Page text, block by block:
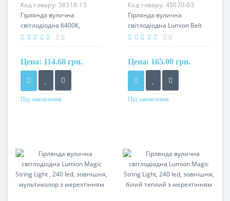
Код товару: 58318-15
Гірлянда вулична
світлодіодна 6400К,
вологозахищена у
0
Цена: 114.68 грн.
Під замовлення
Код товару: 45070-03
Гірлянда вулична
світлодіодна Lumion Belt
Light String, 50м, 125 ламп,
0
Цена: 165.00 грн.
Під замовлення